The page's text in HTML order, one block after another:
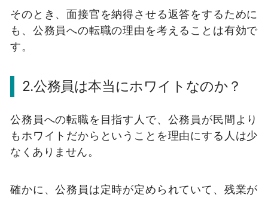
そのとき、面接官を納得させる返答をするために
も、公務員への転職の理由を考えることは有効で
す。
2.公務員は本当にホワイトなのか？
公務員への転職を目指す人で、公務員が民間より
もホワイトだからということを理由にする人は少
なくありません。
確かに、公務員は定時が定められていて、残業が